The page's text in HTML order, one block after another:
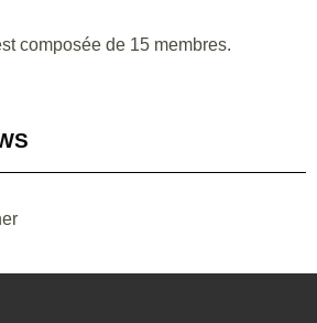
composée de 15 membres.